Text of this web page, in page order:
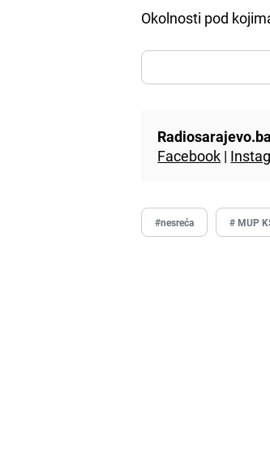
Okolnosti pod
Radiosarajevo.ba
Facebook |
#nesreća # MUP